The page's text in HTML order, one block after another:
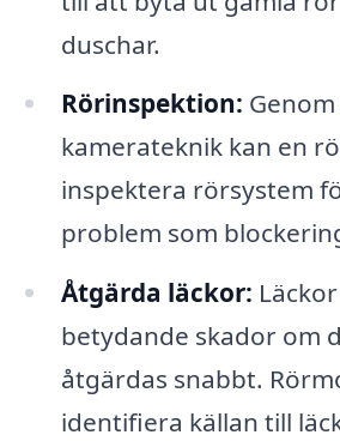
duschar.
Rörinspektion:
kamerateknik kan en
inspektera rörsystem
problem som
Åtgärda läckor:
betydande skador om
åtgärdas snabbt.
identifiera källan till